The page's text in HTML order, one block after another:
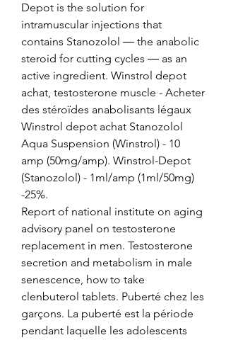
Depot is the solution for
intramuscular injections that
contains Stanozolol ― the anabolic
steroid for cutting cycles ― as an
active ingredient. Winstrol depot
achat, testosterone muscle - Acheter
des stéroïdes anabolisants légaux
Winstrol depot achat Stanozolol
Aqua Suspension (Winstrol) - 10
amp (50mg/amp). Winstrol-Depot
(Stanozolol) - 1ml/amp (1ml/50mg)
-25%.
Report of national institute on aging
advisory panel on testosterone
replacement in men. Testosterone
secretion and metabolism in male
senescence, how to take
clenbuterol tablets. Puberté chez les
garçons. La puberté est la période
pendant laquelle les adolescents